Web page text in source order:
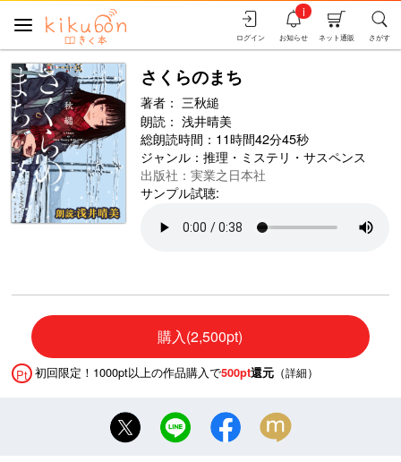
さがす
ネット通販
お知らせ
i
ログイン
さくらのまち
著者： 三秋縋
朗読： 浅井晴美
総朗読時間：11時間42分45秒
ジャンル： 推理・ミステリ・サスペンス
出版社：実業之日本社
サンプル試聴:
購入(2,500pt)
Pt 初回限定！1000pt以上の作品購入で500pt還元 （詳細）